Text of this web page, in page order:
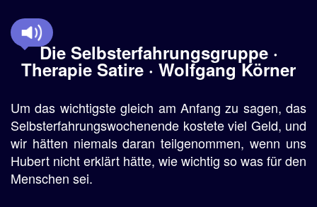
g
e
Die Selbsterfahrungsgruppe ·
Therapie Satire · Wolfgang Körner
Um das wichtigste gleich am Anfang zu sagen, das
Selbsterfahrungswochenende kostete viel Geld, und
wir hätten niemals daran teilgenommen, wenn uns
Hubert nicht erklärt hätte, wie wichtig so was für den
Menschen sei.